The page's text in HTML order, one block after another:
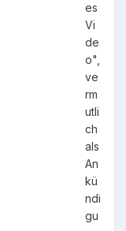
es
Vi
de
o",
ve
rm
utli
ch
als
An
kü
ndi
gu